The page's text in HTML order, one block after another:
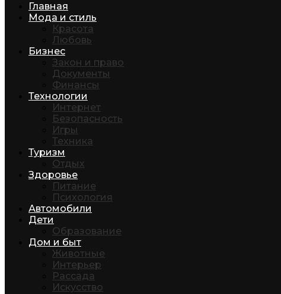
Главная
Мода и стиль
Красота
Любовь
Бизнес
Закон и право
Документы
Финансы
Технологии
Интернет
Безопасность
Игры
Техника
Туризм
Отдых
Здоровье
Питание
Психология
Автомобили
Дети
Образование
Дом и быт
Животные
Интерьер
Рассада
Искусство